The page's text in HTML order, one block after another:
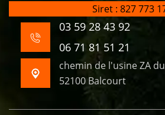
Siret : 827 773
03 59 28 43 92
06 71 81 51 21
chemin de l'usine ZA
52100 Balcourt